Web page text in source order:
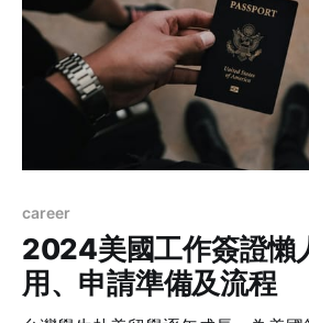
career
2024美國工作簽證懶
用、申請準備及流程